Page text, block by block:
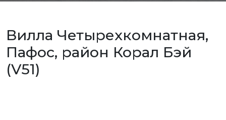
Вилла Четырехкомнатная,
Пафос, район Корал Бэй
(V51)